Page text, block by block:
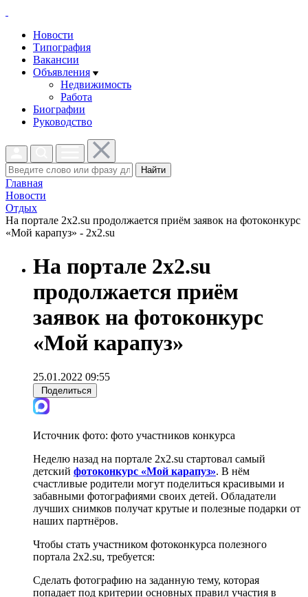
Новости
Типография
Вакансии
Объявления
Недвижимость
Работа
Биографии
Руководство
Найти
Главная
Новости
Отдых
На портале 2x2.su продолжается приём заявок на фотоконкурс
«Мой карапуз» - 2x2.su
На портале 2x2.su
продолжается приём
заявок на фотоконкурс
«Мой карапуз»
25.01.2022 09:55
Поделиться
Источник фото: фото участников конкурса
Неделю назад на портале 2х2.su стартовал самый
детский фотоконкурс «Мой карапуз». В нём
счастливые родители могут поделиться красивыми и
забавными фотографиями своих детей. Обладатели
лучших снимков получат крутые и полезные подарки от
наших партнёров.
Чтобы стать участником фотоконкурса полезного
портала 2х2.su, требуется:
Сделать фотографию на заданную тему, которая
попадает под критерии основных правил участия в